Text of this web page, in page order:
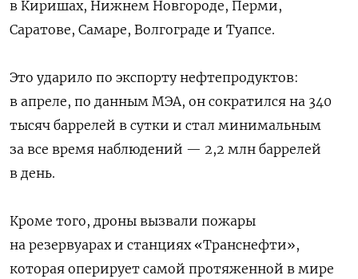
в Киришах, Нижнем Новгороде, Перми,
Саратове, Самаре, Волгограде и Туапсе.
Это ударило по экспорту нефтепродуктов:
в апреле, по данным МЭА, он сократился на 340
тысяч баррелей в сутки и стал минимальным
за все время наблюдений — 2,2 млн баррелей
в день.
Кроме того, дроны вызвали пожары
на резервуарах и станциях «Транснефти»,
которая оперирует самой протяженной в мире